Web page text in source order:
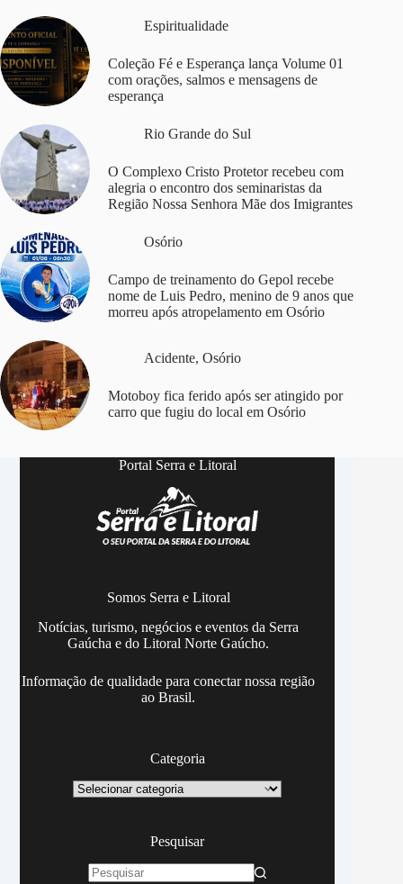
Espiritualidade
Coleção Fé e Esperança lança Volume 01
com orações, salmos e mensagens de
esperança
Rio Grande do Sul
O Complexo Cristo Protetor recebeu com
alegria o encontro dos seminaristas da
Região Nossa Senhora Mãe dos Imigrantes
Osório
Campo de treinamento do Gepol recebe
nome de Luis Pedro, menino de 9 anos que
morreu após atropelamento em Osório
Acidente, Osório
Motoboy fica ferido após ser atingido por
carro que fugiu do local em Osório
Portal Serra e Litoral
Somos Serra e Litoral
Notícias, turismo, negócios e eventos da Serra
Gaúcha e do Litoral Norte Gaúcho.
Informação de qualidade para conectar nossa região
ao Brasil.
Categoria
Categoria
Pesquisar